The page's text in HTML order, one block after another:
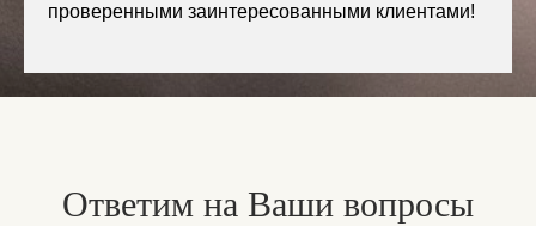
проверенными заинтересованными клиентами!
Ответим на Ваши вопросы